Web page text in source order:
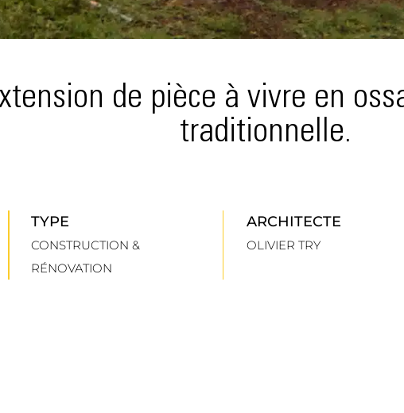
de pièce à vivre en
traditionnelle.
TYPE
CONSTRUCTION &
RÉNOVATION
ARCHITECTE
OLIVIER TRY